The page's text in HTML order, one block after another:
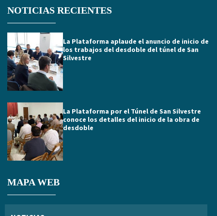
NOTICIAS RECIENTES
La Plataforma aplaude el anuncio de inicio de
los trabajos del desdoble del túnel de San
Silvestre
La Plataforma por el Túnel de San Silvestre
conoce los detalles del inicio de la obra de
desdoble
MAPA WEB